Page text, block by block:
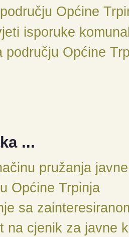
Općine
isporuke
području Općine
...
pružanja
Općine Trpinja
sa
na cjenik za javne